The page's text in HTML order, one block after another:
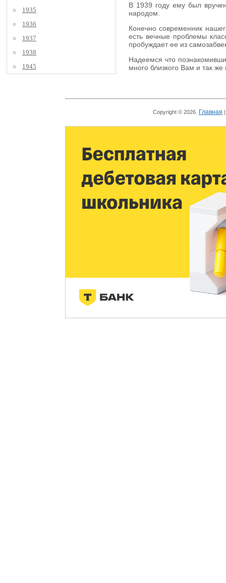
1935
1936
1937
1938
1945
В 1939 году ему был
народом.
Конечно современник
есть вечные проблемы
пробуждает ее из
Надеемся что
много близкого Вам и так
Copyright © 2026. Главная